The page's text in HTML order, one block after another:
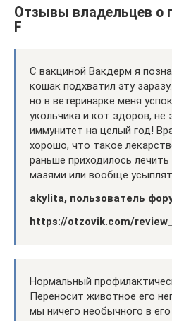
Отзывы владельцев о
F
С вакциной Вакдерм я
кошак подхватил эту
но в ветеринарке меня
укольчика и кот здоров, не
иммунитет на целый год!
хорошо, что такое
раньше приходилось
мазями или вообще
akylita, пользователь
https://otzovik.com/
Нормальный
Переносит животное его
мы ничего необычного в